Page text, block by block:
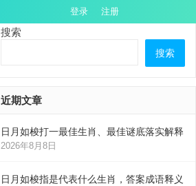
登录 注册
搜索
搜索
近期文章
日月如梭打一最佳生肖、最佳谜底落实解释
2026年8月8日
日月如梭指是代表什么生肖，答案成语释义